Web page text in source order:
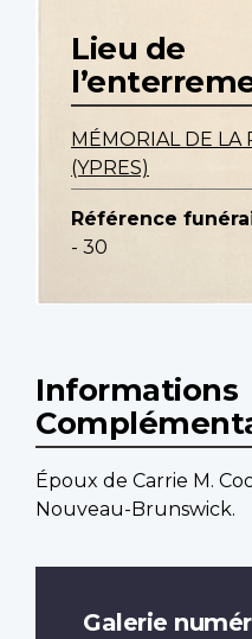
Lieu de
MÉMORIAL DE LA
(YPRES)
Référence
- 30
Informations
Époux de Carrie M.
Nouveau-Brunswick.
Galerie